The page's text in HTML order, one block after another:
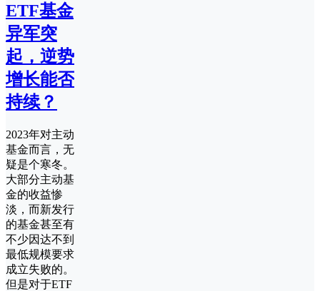
ETF基金
异军突
起，逆势
增长能否
持续？
2023年对主动
基金而言，无
疑是个寒冬。
大部分主动基
金的收益惨
淡，而新发行
的基金甚至有
不少因达不到
最低规模要求
成立失败的。
但是对于ETF